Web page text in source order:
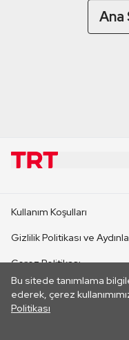
Ana
Bu sitede tanımlama
ederek, çerez
Politikası
CANLI YAYINLAR
Kullanım Koşulları
Gizlilik Politikası ve
Çerez Politikası
İletişim
Her hakkı saklıdır.